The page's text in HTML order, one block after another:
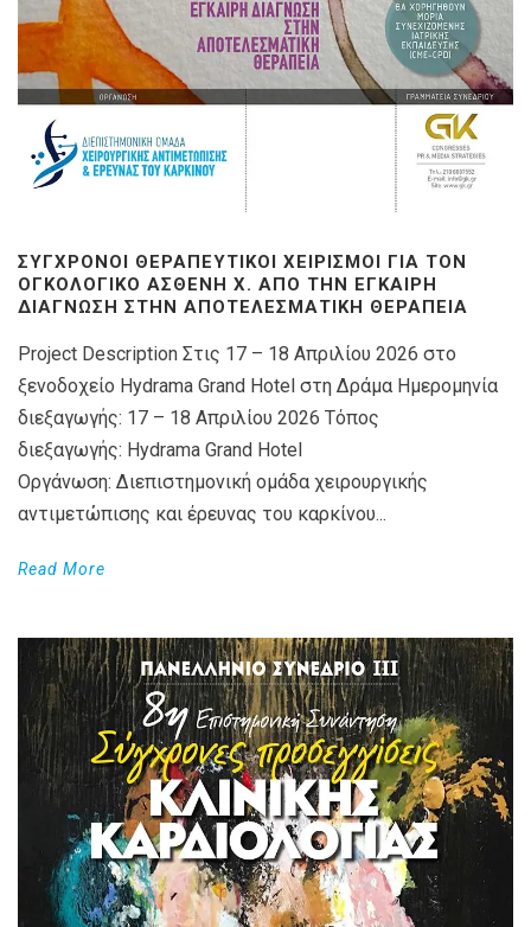
ΣΎΓΧΡΟΝΟΙ ΘΕΡΑΠΕΥΤΙΚΟΊ ΧΕΙΡΙΣΜΟΊ ΓΙΑ ΤΟΝ
ΟΓΚΟΛΟΓΙΚΌ ΑΣΘΕΝΉ X. ΑΠΌ ΤΗΝ ΈΓΚΑΙΡΗ
ΔΙΆΓΝΩΣΗ ΣΤΗΝ ΑΠΟΤΕΛΕΣΜΑΤΙΚΉ ΘΕΡΑΠΕΊΑ
Project Description Στις 17 – 18 Απριλίου 2026 στο
ξενοδοχείο Hydrama Grand Hotel στη Δράμα Ημερομηνία
διεξαγωγής: 17 – 18 Απριλίου 2026 Τόπος
διεξαγωγής: Hydrama Grand Hotel
Οργάνωση: Διεπιστημονική ομάδα χειρουργικής
αντιμετώπισης και έρευνας του καρκίνου...
Read More